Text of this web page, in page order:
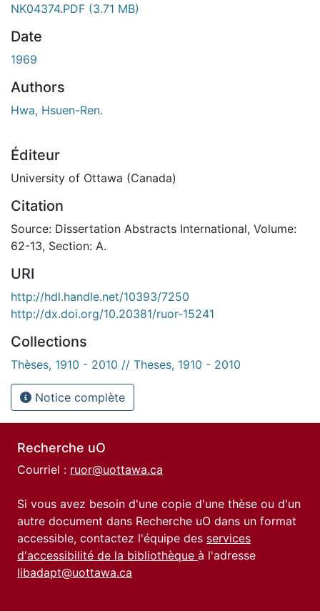
NK04374.PDF (3.71 MB)
Date
1969
Authors
Hwa, Hsuen-Ren.
Éditeur
University of Ottawa (Canada)
Citation
Source: Dissertation Abstracts International, Volume:
62-13, Section: A.
URI
http://hdl.handle.net/10393/7250
http://dx.doi.org/10.20381/ruor-15241
Collections
Thèses, 1910 - 2010 // Theses, 1910 - 2010
Notice complète
Recherche uO
Courriel : ruor@uottawa.ca
Si vous avez besoin d'une copie d'une thèse ou d'un
autre document dans Recherche uO dans un format
accessible, contactez l'équipe des services
d'accessibilité de la bibliothèque à l'adresse
libadapt@uottawa.ca